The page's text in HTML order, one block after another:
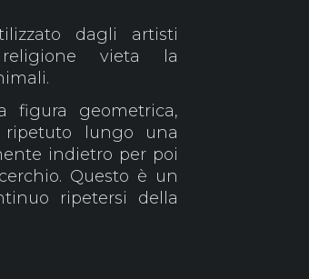
dagli artisti
vieta la
figura geometrica,
lungo una
indietro per poi
Questo è un
ripetersi della